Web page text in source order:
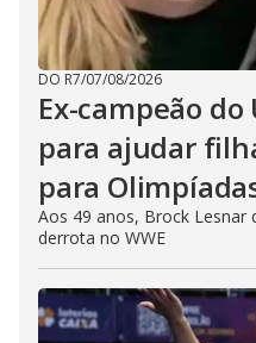
DO R7/07/08/2026
Ex-campeão do
para ajudar
para
Aos 49 anos, Brock Lesnar
derrota no WWE